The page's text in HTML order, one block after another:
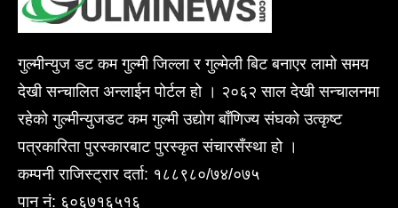
गुल्मीन्युज डट कम गुल्मी जिल्ला र गुल्मेली बिट बनाएर लामो समय
देखी सन्चालित अन्लाईन पोर्टल हो । २०६२ साल देखी सन्चालनमा
रहेको गुल्मीन्युजडट कम गुल्मी उद्योग बाँणिज्य संघको उत्कृष्ट
पत्रकारिता पुरस्कारबाट पुरस्कृत संचारसँस्था हो ।
कम्पनी राजिस्ट्रार दर्ता: १८८९८०/७४/०७५
पान नं: ६०६७१६५१६